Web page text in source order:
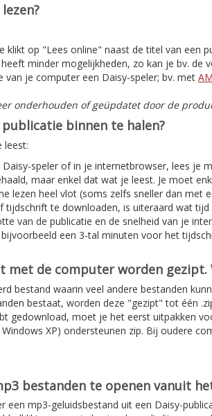
klikt op "Lees online" naast de titel van een
minder mogelijkheden, zo kan je bv. de
je computer een Daisy-speler; bv. met
onderhouden of geüpdatet door de
binnen te halen?
leest:
speler of in je internetbrowser, lees je
maar enkel dat wat je leest. Je moet
lezen heel vlot (soms zelfs sneller dan met
tijdschrift te downloaden, is uiteraard wat
van de publicatie en de snelheid van je
een 3-tal minuten voor het
met de computer worden gezipt.
bestand waarin veel andere bestanden
bestaat, worden deze "gezipt" tot één
gedownload, moet je het eerst uitpakken
XP) ondersteunen zip. Bij oudere
bestanden te openen vanuit
mp3-geluidsbestand uit een Daisy-